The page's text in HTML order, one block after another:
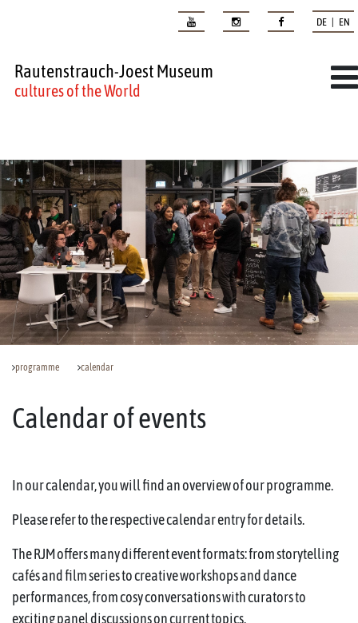
DE | EN
Rautenstrauch-Joest Museum
cultures of the World
programme calendar
Calendar of events
In our calendar, you will find an overview of our programme.
Please refer to the respective calendar entry for details.
The RJM offers many different event formats: from storytelling
cafés and film series to creative workshops and dance
performances, from cosy conversations with curators to
exciting panel discussions on current topics.